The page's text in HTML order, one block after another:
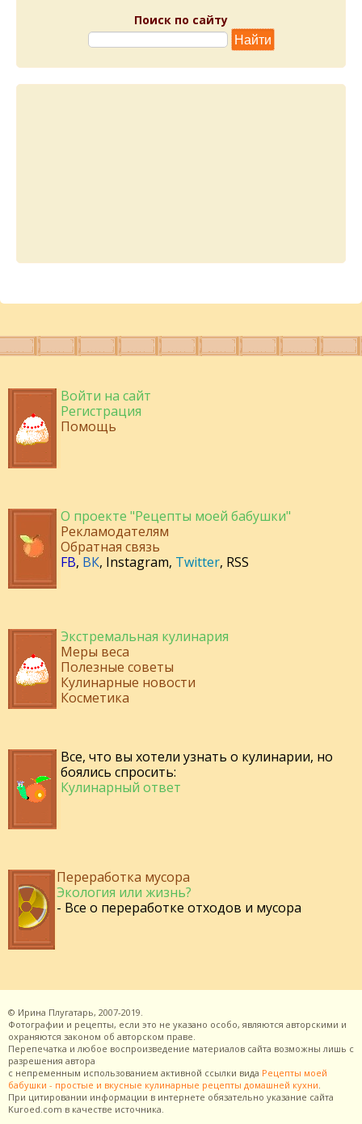
Поиск по сайту
Войти на сайт
Регистрация
Помощь
О проекте "Рецепты моей бабушки"
Рекламодателям
Обратная связь
FB, ВК, Instagram, Twitter, RSS
Экстремальная кулинария
Меры веса
Полезные советы
Кулинарные новости
Косметика
Все, что вы хотели узнать о кулинарии, но
боялись спросить:
Кулинарный ответ
Переработка мусора
Экология или жизнь?
- Все о переработке отходов и мусора
© Ирина Плугатарь, 2007-2019.
Фотографии и рецепты, если это не указано особо, являются авторскими и
охраняются законом об авторском праве.
Перепечатка и любое воспроизведение материалов сайта возможны лишь с
разрешения автора
с непременным использованием активной ссылки вида Рецепты моей
бабушки - простые и вкусные кулинарные рецепты домашней кухни.
При цитировании информации в интернете обязательно указание сайта
Kuroed.com в качестве источника.